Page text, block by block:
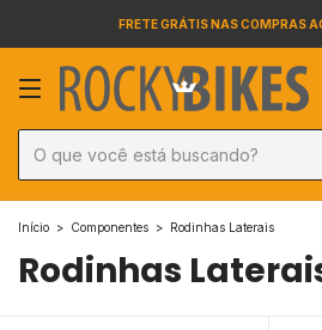
FRETE GRÁTIS NAS COMPRAS
Início > Componentes > Rodinhas Laterais
Rodinhas